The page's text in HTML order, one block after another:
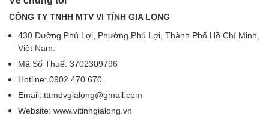
CÔNG TY TNHH MTV VI TÍNH GIA LONG
430 Đường Phú Lợi, Phường Phú Lợi, Thành Phố Hồ Chí Minh,
Việt Nam.
Mã Số Thuế: 3702309796
Hotline: 0902.470.670
Email: tttmdvgialong@gmail.com
Website: www.vitinhgialong.vn